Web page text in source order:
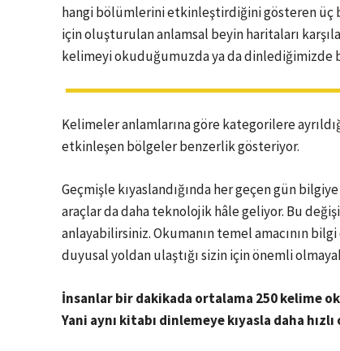
hangi bölümlerini etkinleştirdiğini gösteren
için oluşturulan anlamsal beyin haritaları
kelimeyi okuduğumuzda ya da dinlediğimizde
Kelimeler anlamlarına göre kategorilere
etkinleşen bölgeler benzerlik gösteriyor.
Geçmişle kıyaslandığında her geçen gün
araçlar da daha teknolojik hâle geliyor. Bu
anlayabilirsiniz. Okumanın temel amacının
duyusal yoldan ulaştığı sizin için önemli
İnsanlar bir dakikada ortalama 250 kelime
Yani aynı kitabı dinlemeye kıyasla daha